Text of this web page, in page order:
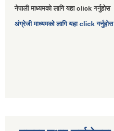
नेपाली माध्यमको लागि यहा click गर्नुहोस
अंग्रेजी माध्यमको लागि यहा click गर्नुहोस